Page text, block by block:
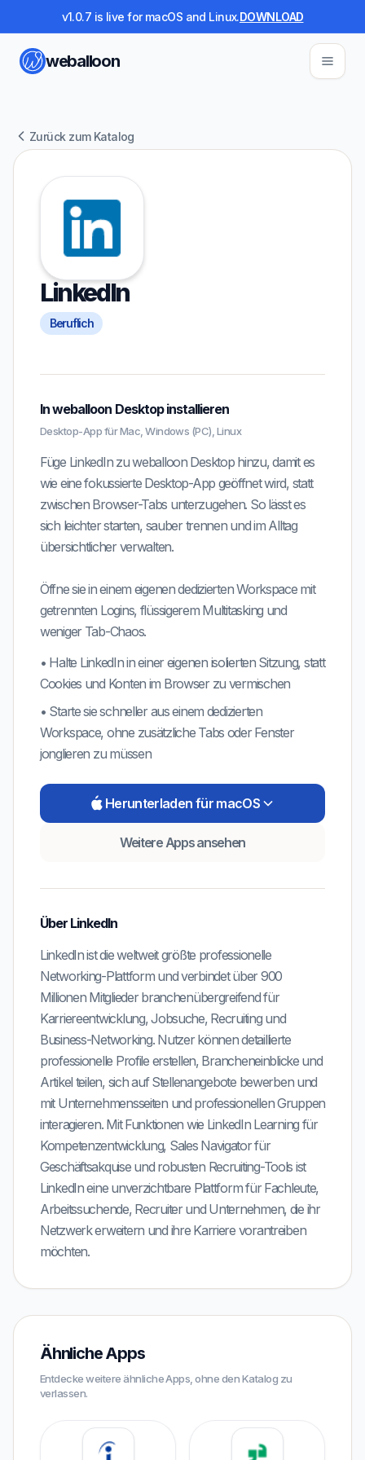
v1.0.7 is live for macOS and Linux.DOWNLOAD
weballoon
Zurück zum Katalog
LinkedIn
Beruflich
In weballoon Desktop installieren
Desktop-App für Mac, Windows (PC), Linux
Füge LinkedIn zu weballoon Desktop hinzu, damit es
wie eine fokussierte Desktop-App geöffnet wird, statt
zwischen Browser-Tabs unterzugehen. So lässt es
sich leichter starten, sauber trennen und im Alltag
übersichtlicher verwalten.
Öffne sie in einem eigenen dedizierten Workspace mit
getrennten Logins, flüssigerem Multitasking und
weniger Tab-Chaos.
• Halte LinkedInin einer eigenen isolierten Sitzung, statt
Cookies und Konten im Browser zu vermischen
• Starte sie schneller aus einem dedizierten
Workspace, ohne zusätzliche Tabs oder Fenster
jonglieren zu müssen
Herunterladen für macOS
Weitere Apps ansehen
Über LinkedIn
LinkedIn ist die weltweit größte professionelle
Networking-Plattform und verbindet über 900
Millionen Mitglieder branchenübergreifend für
Karriereentwicklung, Jobsuche, Recruiting und
Business-Networking. Nutzer können detaillierte
professionelle Profile erstellen, Brancheneinblicke und
Artikel teilen, sich auf Stellenangebote bewerben und
mit Unternehmensseiten und professionellen Gruppen
interagieren. Mit Funktionen wie LinkedIn Learning für
Kompetenzentwicklung, Sales Navigator für
Geschäftsakquise und robusten Recruiting-Tools ist
LinkedIn eine unverzichtbare Plattform für Fachleute,
Arbeitssuchende, Recruiter und Unternehmen, die ihr
Netzwerk erweitern und ihre Karriere vorantreiben
möchten.
Ähnliche Apps
Entdecke weitere ähnliche Apps, ohne den Katalog zu
verlassen.